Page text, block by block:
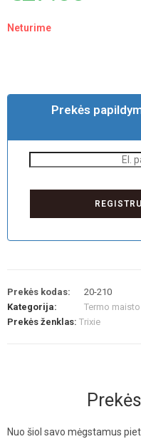
Neturime
Prekės
Prekės kodas:
20-210
Kategorija:
Termo
Prekės ženklas: Trixie
Nuo šiol savo mėgstamus